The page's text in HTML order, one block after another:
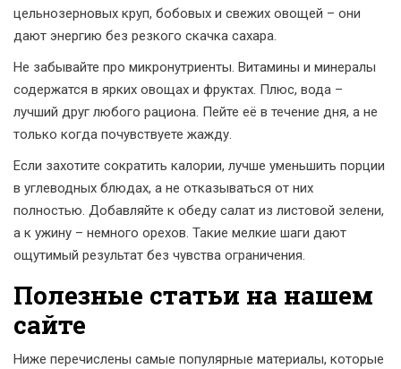
цельнозерновых круп, бобовых и свежих овощей – они
дают энергию без резкого скачка сахара.
Не забывайте про микронутриенты. Витамины и минералы
содержатся в ярких овощах и фруктах. Плюс, вода –
лучший друг любого рациона. Пейте её в течение дня, а не
только когда почувствуете жажду.
Если захотите сократить калории, лучше уменьшить порции
в углеводных блюдах, а не отказываться от них
полностью. Добавляйте к обеду салат из листовой зелени,
а к ужину – немного орехов. Такие мелкие шаги дают
ощутимый результат без чувства ограничения.
Полезные статьи на нашем
сайте
Ниже перечислены самые популярные материалы, которые